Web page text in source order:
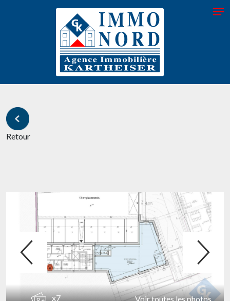
Retour
x7 Voir toutes les photos